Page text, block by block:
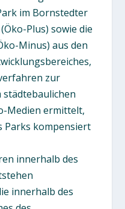
im Bornstedter
Plus) sowie die
Minus) aus den
zur
städtebaulichen
Medien ermittelt,
Parks kompensiert
innerhalb des
innerhalb des